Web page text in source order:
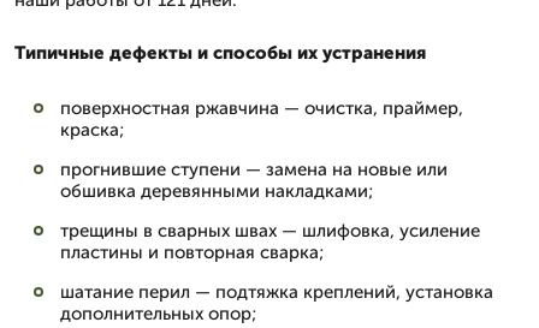
Типичные дефекты и способы их устранения
поверхностная ржавчина — очистка, праймер,
краска;
прогнившие ступени — замена на новые или
обшивка деревянными накладками;
трещины в сварных швах — шлифовка, усиление
пластины и повторная сварка;
шатание перил — подтяжка креплений, установка
дополнительных опор;